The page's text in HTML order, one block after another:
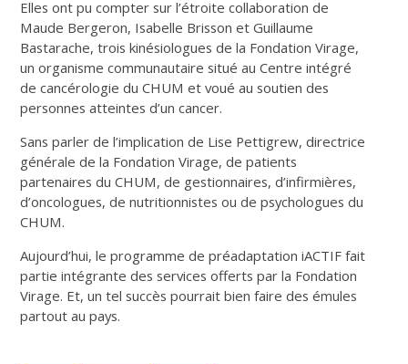
Elles ont pu compter sur l’étroite collaboration de
Maude Bergeron, Isabelle Brisson et Guillaume
Bastarache, trois kinésiologues de la Fondation Virage,
un organisme communautaire situé au Centre intégré
de cancérologie du CHUM et voué au soutien des
personnes atteintes d’un cancer.
Sans parler de l’implication de Lise Pettigrew, directrice
générale de la Fondation Virage, de patients
partenaires du CHUM, de gestionnaires, d’infirmières,
d’oncologues, de nutritionnistes ou de psychologues du
CHUM.
Aujourd’hui, le programme de préadaptation iACTIF fait
partie intégrante des services offerts par la Fondation
Virage. Et, un tel succès pourrait bien faire des émules
partout au pays.